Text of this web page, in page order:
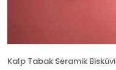
Kalp Tabak Seramik Bisküvi